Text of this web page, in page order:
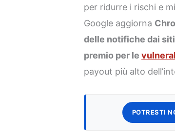
per ridurre i rischi e
Google aggiorna
delle notifiche dai
premio per le
payout più alto
POTRESTI